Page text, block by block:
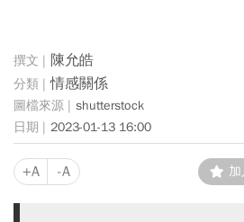
陳允皓
情感關係
shutterstock
2023-01-13 16:00
+A -A